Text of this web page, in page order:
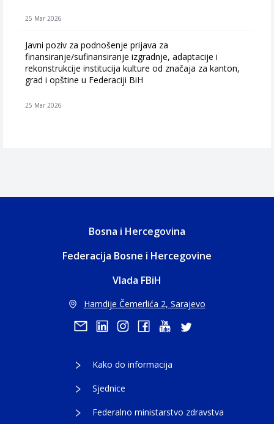
25 Mar 2026
Javni poziv za podnošenje prijava za
finansiranje/sufinansiranje izgradnje, adaptacije i
rekonstrukcije institucija kulture od značaja za kanton,
grad i opštine u Federaciji BiH
25 Mar 2026
Bosna i Hercegovina
Federacija Bosne i Hercegovine
Vlada FBiH
Hamdije Čemerlića 2, Sarajevo
Kako do informacija
Sjednice
Federalno ministarstvo zdravstva